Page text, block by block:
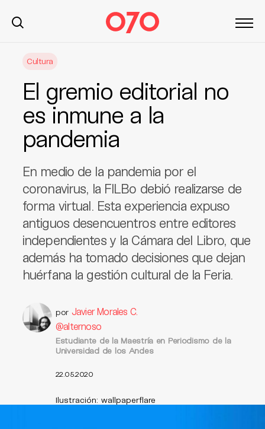
Cultura
El gremio editorial no
es inmune a la
pandemia
En medio de la pandemia por el
coronavirus, la FILBo debió realizarse de
forma virtual. Esta experiencia expuso
antiguos desencuentros entre editores
independientes y la Cámara del Libro, que
además ha tomado decisiones que dejan
huérfana la gestión cultural de la Feria.
por Javier Morales C.
@alternoso
Estudiante de la Maestría en Periodismo de la
Universidad de los Andes
22.05.2020
Ilustración: wallpaperflare